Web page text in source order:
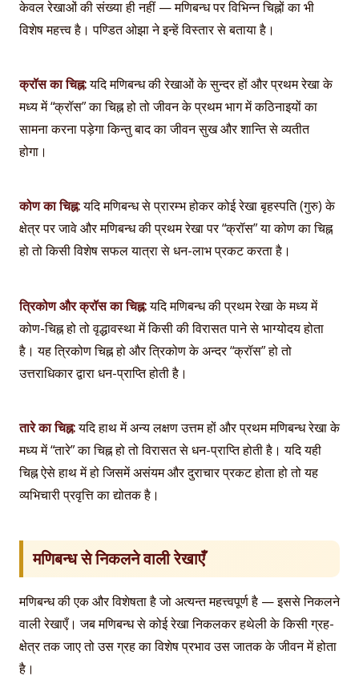
केवल रेखाओं की संख्या ही नहीं — मणिबन्ध पर विभिन्न चिह्नों का भी
विशेष महत्त्व है। पण्डित ओझा ने इन्हें विस्तार से बताया है।
क्रॉस का चिह्न:यदि मणिबन्ध की रेखाओं के सुन्दर हों और प्रथम रेखा के
मध्य में “क्रॉस” का चिह्न हो तो जीवन के प्रथम भाग में कठिनाइयों का
सामना करना पड़ेगा किन्तु बाद का जीवन सुख और शान्ति से व्यतीत
होगा।
कोण का चिह्न:यदि मणिबन्ध से प्रारम्भ होकर कोई रेखा बृहस्पति (गुरु) के
क्षेत्र पर जावे और मणिबन्ध की प्रथम रेखा पर “क्रॉस” या कोण का चिह्न
हो तो किसी विशेष सफल यात्रा से धन-लाभ प्रकट करता है।
त्रिकोण और क्रॉस का चिह्न:यदि मणिबन्ध की प्रथम रेखा के मध्य में
कोण-चिह्न हो तो वृद्धावस्था में किसी की विरासत पाने से भाग्योदय होता
है। यह त्रिकोण चिह्न हो और त्रिकोण के अन्दर “क्रॉस” हो तो
उत्तराधिकार द्वारा धन-प्राप्ति होती है।
तारे का चिह्न:यदि हाथ में अन्य लक्षण उत्तम हों और प्रथम मणिबन्ध रेखा के
मध्य में “तारे” का चिह्न हो तो विरासत से धन-प्राप्ति होती है। यदि यही
चिह्न ऐसे हाथ में हो जिसमें असंयम और दुराचार प्रकट होता हो तो यह
व्यभिचारी प्रवृत्ति का द्योतक है।
मणिबन्ध से निकलने वाली रेखाएँ
मणिबन्ध की एक और विशेषता है जो अत्यन्त महत्त्वपूर्ण है — इससे निकलने
वाली रेखाएँ। जब मणिबन्ध से कोई रेखा निकलकर हथेली के किसी ग्रह-
क्षेत्र तक जाए तो उस ग्रह का विशेष प्रभाव उस जातक के जीवन में होता
है।